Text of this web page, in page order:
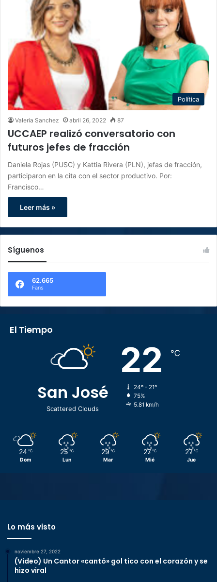
Política
Valeria Sanchez abril 26, 2022 87
UCCAEP realizó conversatorio con
futuros jefes de fracción
Daniela Rojas (PUSC) y Kattia Rivera (PLN), jefas de fracción,
participaron en la cita con el sector productivo. Por:
Francisco…
Leer más »
Síguenos
62.665
Fans
El Tiempo
San José
Scattered Clouds
22 ℃
24º - 21º
75%
5.81 km/h
24 ℃
Dom
25 ℃
Lun
29 ℃
Mar
27 ℃
Mié
27 ℃
Jue
Lo más visto
noviembre 27, 2022
(Video) Un Cantor «cantó» gol tico con el corazón y se
hizo viral